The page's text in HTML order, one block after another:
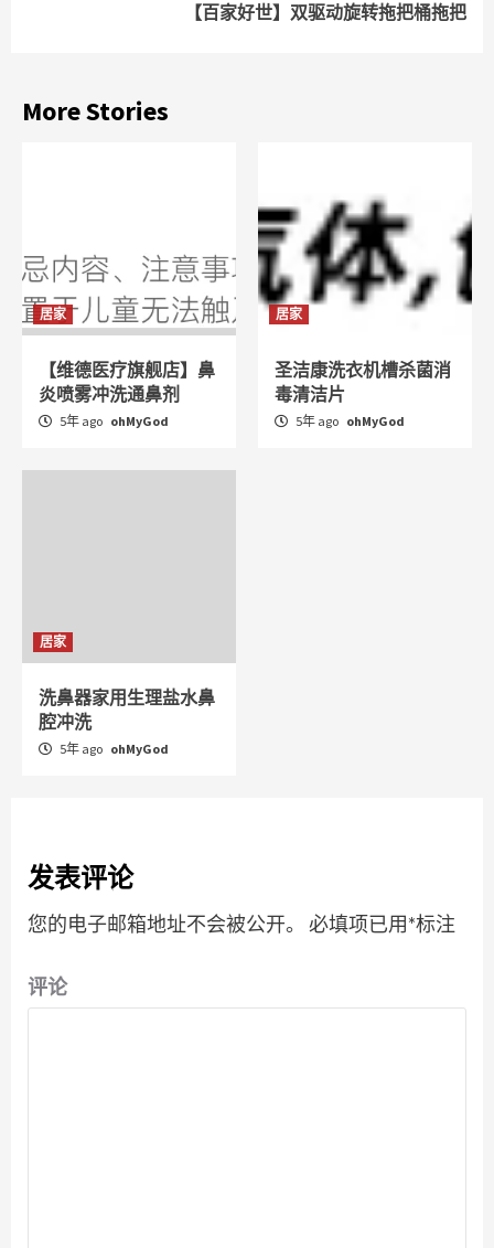
【百家好世】双驱动旋转拖把桶拖把
More Stories
居家
【维德医疗旗舰店】鼻
炎喷雾冲洗通鼻剂
5年 ago ohMyGod
居家
圣洁康洗衣机槽杀菌消
毒清洁片
5年 ago ohMyGod
居家
洗鼻器家用生理盐水鼻
腔冲洗
5年 ago ohMyGod
发表评论
您的电子邮箱地址不会被公开。 必填项已用*标注
评论